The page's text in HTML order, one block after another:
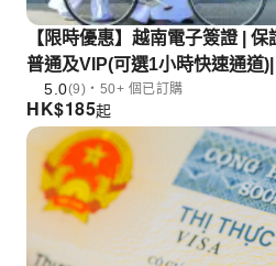
【限時優惠】越南電子簽證 |
普通及VIP(可選1小時快速通道
速通道
5.0(9)・50+ 個已訂購
HK$185起